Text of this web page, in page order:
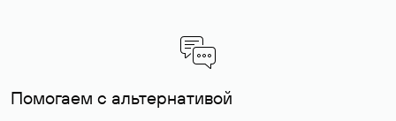
Помогаем с альтернативой